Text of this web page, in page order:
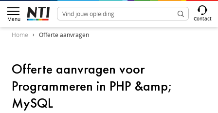
Menu Contact
Home Offerte aanvragen
Offerte aanvragen voor
Programmeren in PHP &amp;
MySQL